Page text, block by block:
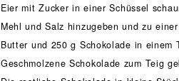
Eier mit Zucker in einer Schüssel
Mehl und Salz hinzugeben und zu
Butter und 250 g Schokolade in einem
Geschmolzene Schokolade zum Teig